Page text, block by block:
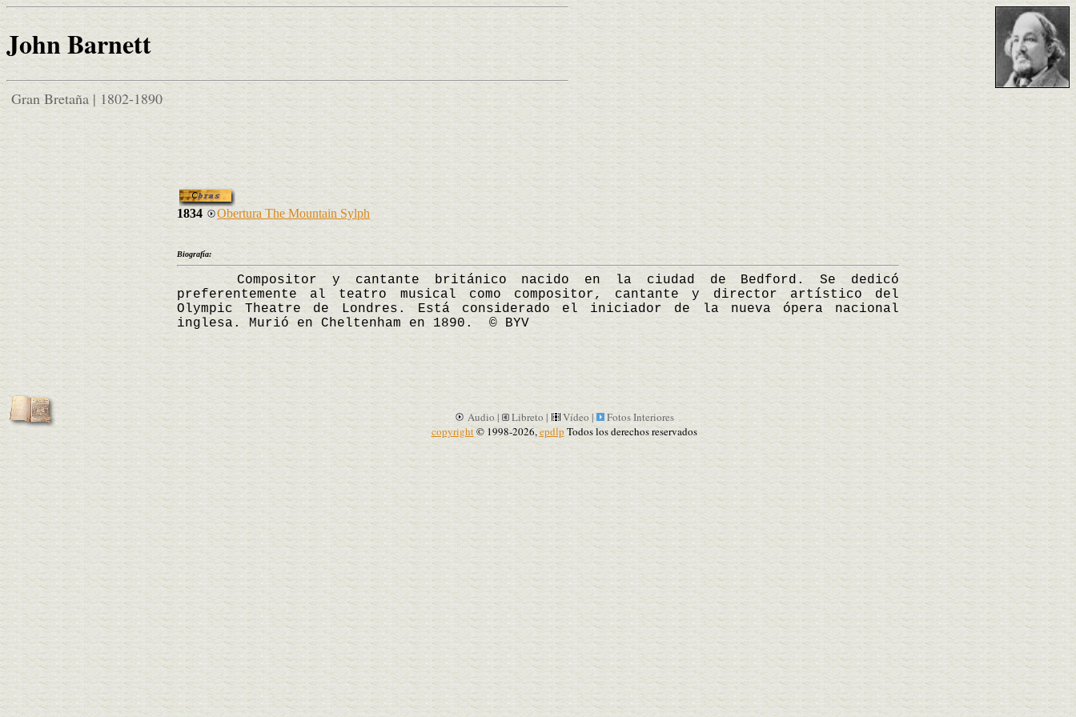
John Barnett
Gran Bretaña | 1802-1890
1834 Obertura The Mountain Sylph
Biografía:
Compositor y cantante británico nacido en la ciudad de Bedford. Se dedicó
preferentemente al teatro musical como compositor, cantante y director artístico del
Olympic Theatre de Londres. Está considerado el iniciador de la nueva ópera nacional
inglesa. Murió en Cheltenham en 1890. © BYV
Audio | Libreto | Vídeo |
Fotos Interiores
copyright© 1998-2026,epdlp Todos los derechos reservados